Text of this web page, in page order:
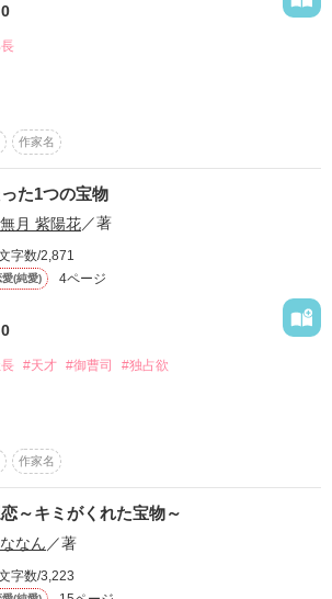
ったたくさんの感情
も
で悠と過ごした時間が大切な宝物
そんな大切な君に向けたたった１つの宝物
0
か？
ん泳ぐべきですよ
作家名
た1つの宝物
月 紫陽花／著
字数/2,871
愛(純愛) 4ページ
0
#天才 #御曹司 #独占欲
、家庭、すべてが平凡だけど心優しいほ
オマケに髭ヅラ、でも身長は186センチの
性教師。
ます！
かになる教師の秘密！実はとんでもない人
作家名
～キミがくれた宝物～
なん／著
字数/3,223